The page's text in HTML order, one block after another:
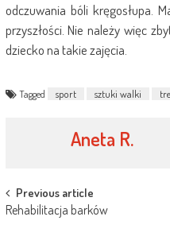
odczuwania bóli kręgosłupa.
przyszłości. Nie należy więc
dziecko na takie zajęcia.
Tagged sport sztuki walki
Aneta R.
Post
navigation
Previous article
Rehabilitacja barków